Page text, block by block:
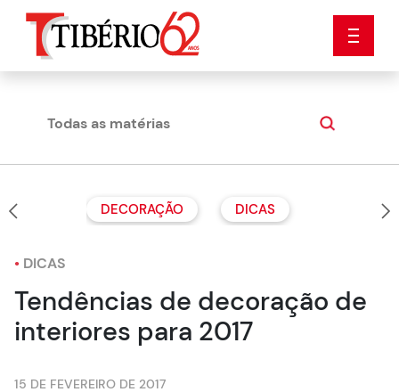
Todas as matérias Dicas
DECORAÇÃO DICAS
• DICAS
Tendências de decoração de
interiores para 2017
15 DE FEVEREIRO DE 2017